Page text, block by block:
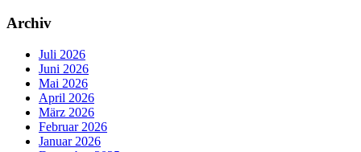
Archiv
Juli 2026
Juni 2026
Mai 2026
April 2026
März 2026
Februar 2026
Januar 2026